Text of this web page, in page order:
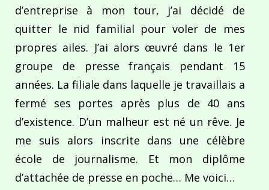
d’entreprise à mon tour, j’ai décidé de
quitter le nid familial pour voler de mes
propres ailes. J’ai alors œuvré dans le 1er
groupe de presse français pendant 15
années. La filiale dans laquelle je travaillais a
fermé ses portes après plus de 40 ans
d’existence. D’un malheur est né un rêve. Je
me suis alors inscrite dans une célèbre
école de journalisme. Et mon diplôme
d’attachée de presse en poche… Me voici…